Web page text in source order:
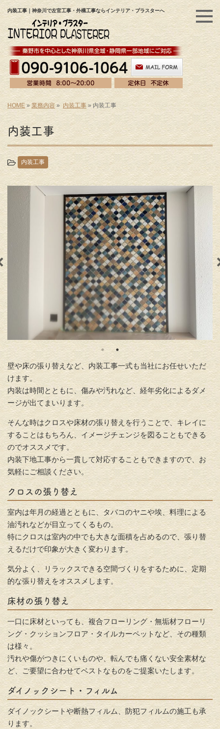
内装工事｜神奈川で左官工事・外構工事ならインテリア・プラスターへ
HOME »業務内容 » 内装工事 » 内装工事
内装工事
内装工事
壁や床の張り替えなど、内装工事一式も当社にお任せいただ
けます。
内装は時間とともに、傷みや汚れなど、経年劣化によるダメ
ージが出てまいります。
そんな時はクロスや床材の張り替えを行うことで、キレイに
することはもちろん、イメージチェンジを図ることもできる
のでオススメです。
内装下地工事から一貫して対応することもできますので、お
気軽にご相談ください。
クロスの張り替え
室内は年月の経過とともに、タバコのヤニや埃、料理による
油汚れなどが目立ってくるもの。
特にクロスは室内の中でも大きな面積を占めるので、張り替
えるだけで印象が大きく変わります。
気分よく、リラックスできる空間づくりをするために、定期
的な張り替えをオススメします。
床材の張り替え
一口に床材といっても、複合フローリング・無垢材フローリ
ング・クッションフロア・タイルカーペットなど、その種類
は様々。
汚れや傷がつきにくいものや、転んでも痛くない安全素材な
ど、ご要望に合わせてベストなものをご提案いたします。
ダイノックシート・フィルム
ダイノックシートや断熱フィルム、防犯フィルムの施工も承
ります。